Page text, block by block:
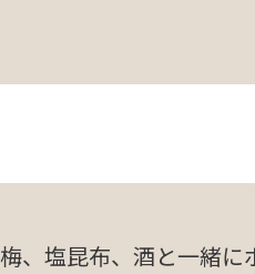
、塩昆布、酒と一緒に